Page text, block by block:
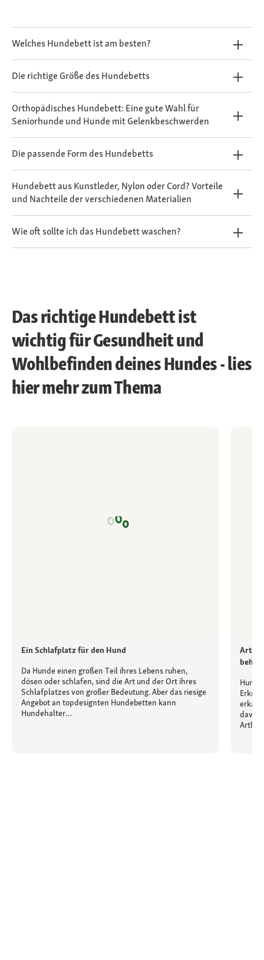
Welches Hundebett ist am besten?
Die richtige Größe des Hundebetts
Orthopädisches Hundebett: Eine gute Wahl für
Seniorhunde und Hunde mit Gelenkbeschwerden
Die passende Form des Hundebetts
Hundebett aus Kunstleder, Nylon oder Cord? Vorteile
und Nachteile der verschiedenen Materialien
Wie oft sollte ich das Hundebett waschen?
Das richtige Hundebett ist
wichtig für Gesundheit und
Wohlbefinden deines Hundes - lies
hier mehr zum Thema
Ein Schlafplatz für den Hund
Da Hunde einen großen Teil ihres Lebens ruhen,
dösen oder schlafen, sind die Art und der Ort ihres
Schlafplatzes von großer Bedeutung. Aber das riesige
Angebot an topdesignten Hundebetten kann
Hundehalter…